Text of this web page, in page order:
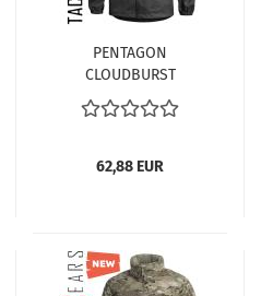
PENTAGON
CLOUDBURST
PACKBARE
HERREN REGENJACKE
62,88 EUR